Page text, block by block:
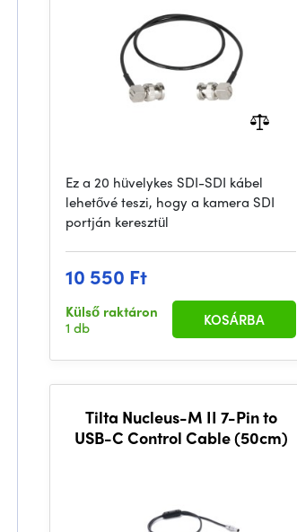
Ez a 20 hüvelykes SDI-SDI kábel
lehetővé teszi, hogy a kamera SDI
portján keresztül
10 550 Ft
Külső raktáron
1 db
KOSÁRBA
Tilta Nucleus-M II 7-Pin to
USB-C Control Cable (50cm)